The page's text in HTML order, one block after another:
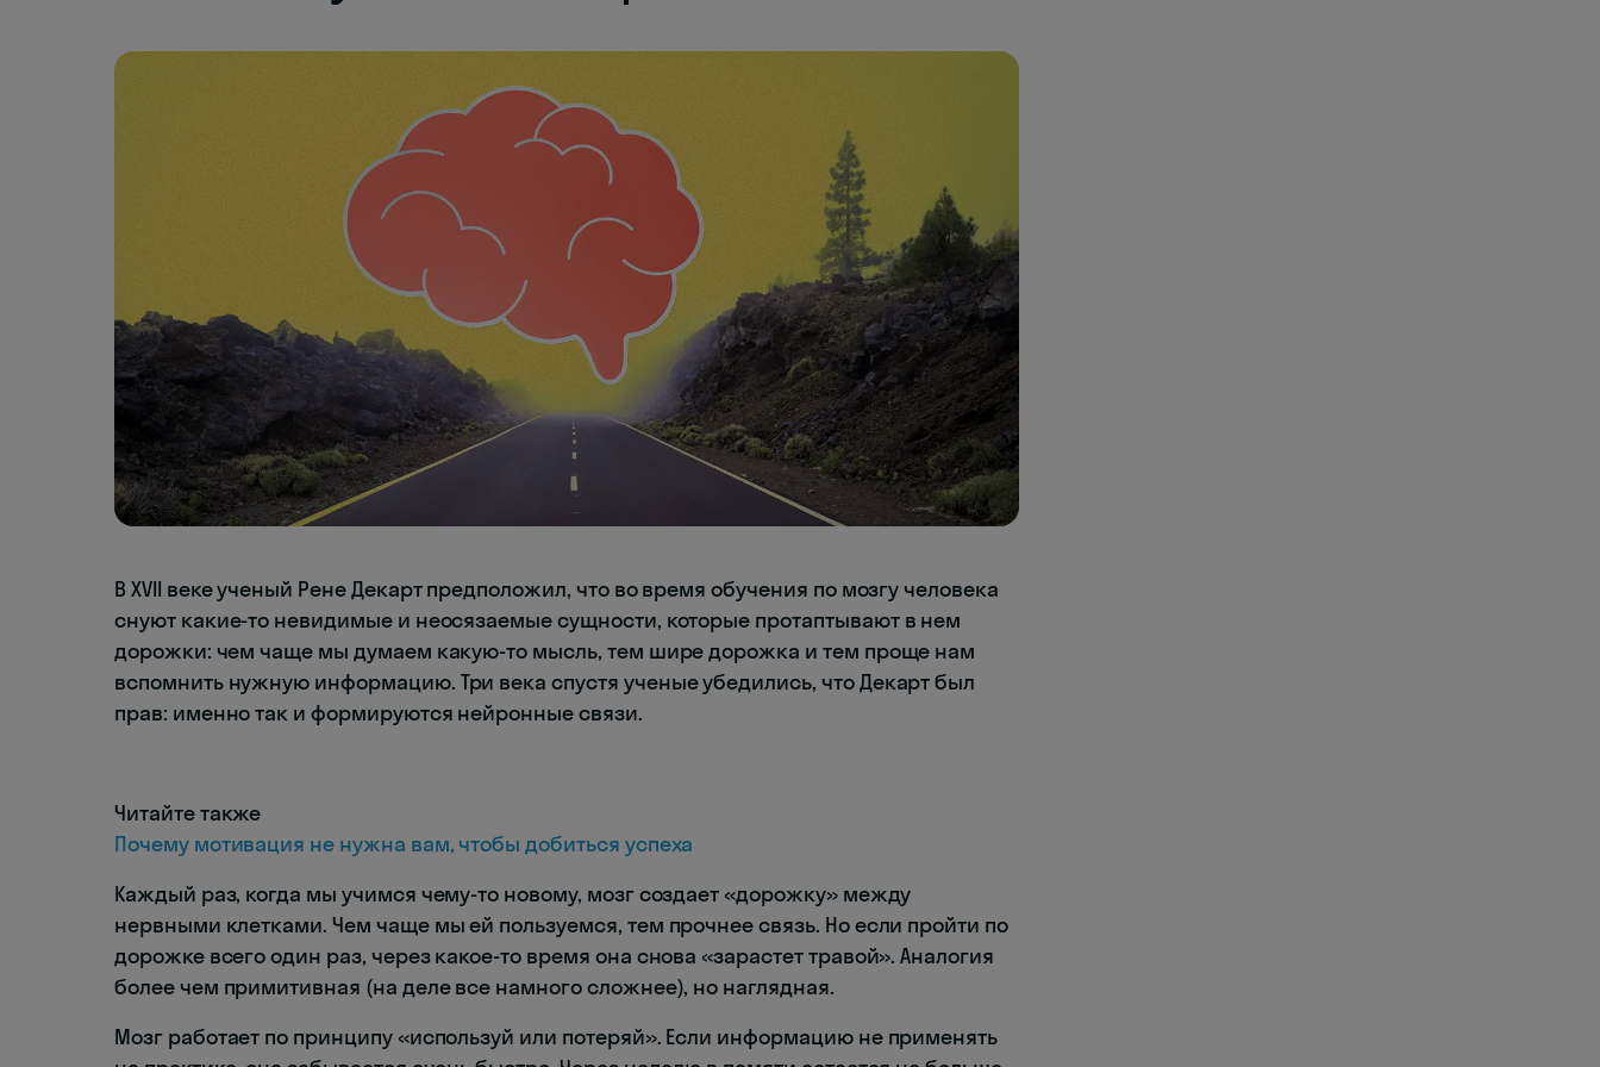
В XVII веке ученый Рене Декарт предположил, что во время обучения по мозгу человека
снуют какие-то невидимые и неосязаемые сущности, которые протаптывают в нем
дорожки: чем чаще мы думаем какую-то мысль, тем шире дорожка и тем проще нам
вспомнить нужную информацию. Три века спустя ученые убедились, что Декарт был
прав: именно так и формируются нейронные связи.
Читайте также
Почему мотивация не нужна вам, чтобы добиться успеха
Каждый раз, когда мы учимся чему-то новому, мозг создает «дорожку» между
нервными клетками. Чем чаще мы ей пользуемся, тем прочнее связь. Но если пройти по
дорожке всего один раз, через какое-то время она снова «зарастет травой». Аналогия
более чем примитивная (на деле все намного сложнее), но наглядная.
Мозг работает по принципу «используй или потеряй». Если информацию не применять